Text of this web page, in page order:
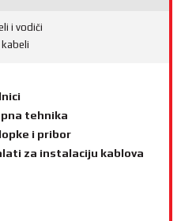
i vodiči
tehnika
i pribor
za instalaciju kablova